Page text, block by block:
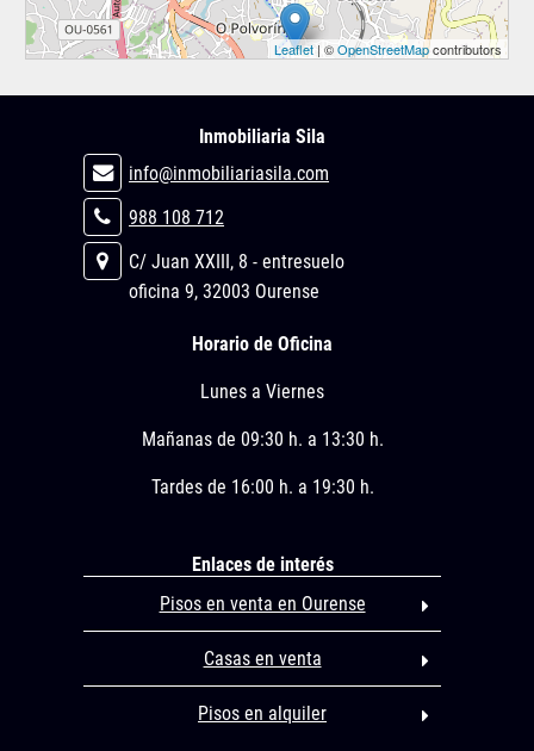
Leaflet| ©OpenStreetMapcontributors
Inmobiliaria Sila
info@inmobiliariasila.com
988 108 712
C/ Juan XXIII, 8 - entresuelo
oficina 9, 32003 Ourense
Horario de Oficina
Lunes a Viernes
Mañanas de 09:30 h. a 13:30 h.
Tardes de 16:00 h. a 19:30 h.
Enlaces de interés
Pisos en venta en Ourense
Casas en venta
Pisos en alquiler